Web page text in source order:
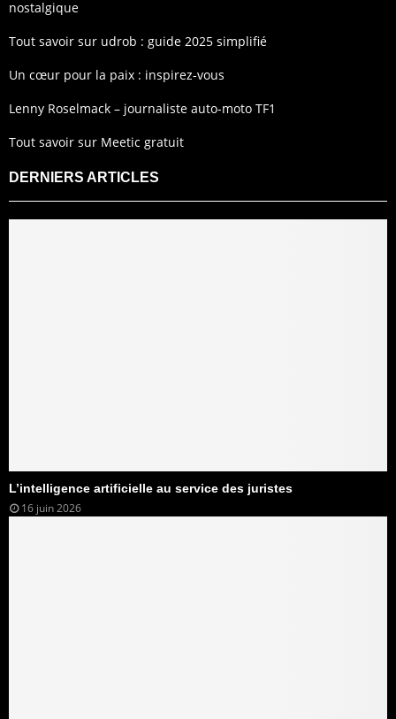
nostalgique
Tout savoir sur udrob : guide 2025 simplifié
Un cœur pour la paix : inspirez-vous
Lenny Roselmack – journaliste auto-moto TF1
Tout savoir sur Meetic gratuit
DERNIERS ARTICLES
L’intelligence artificielle au service des juristes
16 juin 2026